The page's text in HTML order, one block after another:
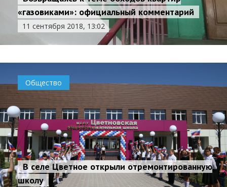
«газовиками»: официальный комментарий
11 сентября 2018, 13:02
Общество
В селе Цветное открыли отремонтированную
школу